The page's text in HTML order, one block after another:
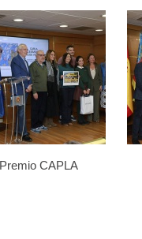
Premio CAPLA